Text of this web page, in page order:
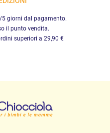
giorni dal pagamento.
il punto vendita.
superiori a 29,90 €